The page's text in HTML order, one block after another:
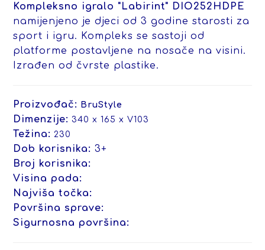
Kompleksno igralo "Labirint" DIO252HDPE
namijenjeno je djeci od 3 godine starosti za
sport i igru. Kompleks se sastoji od
platforme postavljene na nosače na visini.
Izrađen od čvrste plastike.
Proizvođač: BruStyle
Dimenzije: 340 x 165 x V103
Težina: 230
Dob korisnika: 3+
Broj korisnika:
Visina pada:
Najviša točka:
Površina sprave:
Sigurnosna površina: